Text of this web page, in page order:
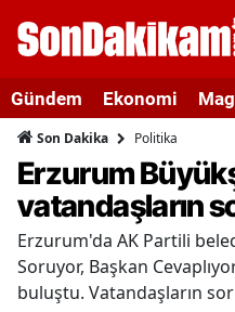
Gündem Ekonomi
Son Dakika Politika
Erzurum
vatandaşların
Erzurum'da AK Partili
Soruyor, Başkan
buluştu. Vatandaşların